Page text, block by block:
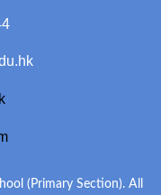
(Primary Section). All